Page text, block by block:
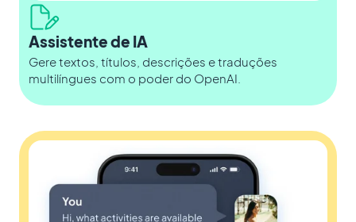
Assistente de IA
Gere textos, títulos, descrições e traduções
multilíngues com o poder do OpenAI.